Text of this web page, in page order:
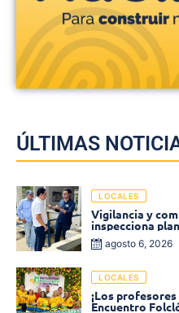
ÚLTIMAS
LOCALES
Vigilancia y
inspecciona
agosto 6, 2026
LOCALES
¡Los
Encuentro